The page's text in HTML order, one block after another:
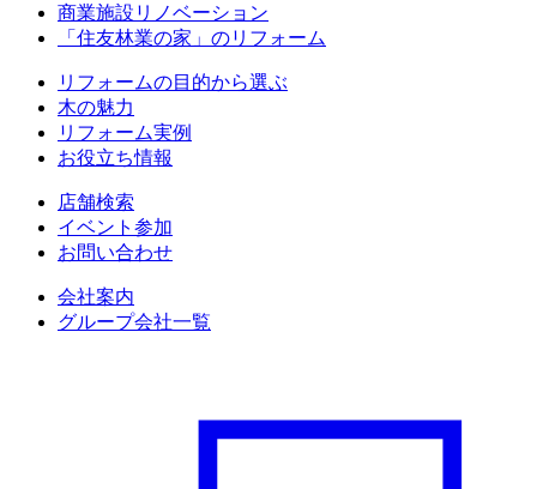
商業施設リノベーション
「住友林業の家」のリフォーム
リフォームの目的から選ぶ
木の魅力
リフォーム実例
お役立ち情報
店舗検索
イベント参加
お問い合わせ
会社案内
グループ会社一覧